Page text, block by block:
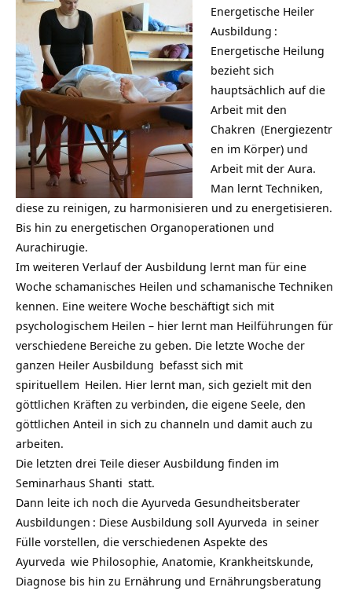
Energetische Heiler
Ausbildung :
Energetische Heilung
bezieht sich
hauptsächlich auf die
Arbeit mit den
Chakren (Energiezentr
en im Körper) und
Arbeit mit der Aura.
Man lernt Techniken,
diese zu reinigen, zu harmonisieren und zu energetisieren.
Bis hin zu energetischen Organoperationen und
Aurachirugie.
Im weiteren Verlauf der Ausbildung lernt man für eine
Woche schamanisches Heilen und schamanische Techniken
kennen. Eine weitere Woche beschäftigt sich mit
psychologischem Heilen – hier lernt man Heilführungen für
verschiedene Bereiche zu geben. Die letzte Woche der
ganzen Heiler Ausbildung befasst sich mit
spirituellem Heilen. Hier lernt man, sich gezielt mit den
göttlichen Kräften zu verbinden, die eigene Seele, den
göttlichen Anteil in sich zu channeln und damit auch zu
arbeiten.
Die letzten drei Teile dieser Ausbildung finden im
Seminarhaus Shanti statt.
Dann leite ich noch die Ayurveda Gesundheitsberater
Ausbildungen : Diese Ausbildung soll Ayurveda in seiner
Fülle vorstellen, die verschiedenen Aspekte des
Ayurveda wie Philosophie, Anatomie, Krankheitskunde,
Diagnose bis hin zu Ernährung und Ernährungsberatung